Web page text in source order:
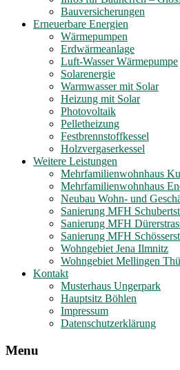
Bauversicherungen
Erneuerbare Energien
Wärmepumpen
Erdwärmeanlage
Luft-Wasser Wärmepumpe
Solarenergie
Warmwasser mit Solar
Heizung mit Solar
Photovoltaik
Pelletheizung
Festbrennstoffkessel
Holzvergaserkessel
Weitere Leistungen
Mehrfamilienwohnhaus
Mehrfamilienwohnhaus
Neubau Wohn- und
Sanierung MFH
Sanierung MFH
Sanierung MFH
Wohngebiet Jena Ilmnitz
Wohngebiet Mellingen
Kontakt
Musterhaus Ungerpark
Hauptsitz Böhlen
Impressum
Datenschutzerklärung
Menu